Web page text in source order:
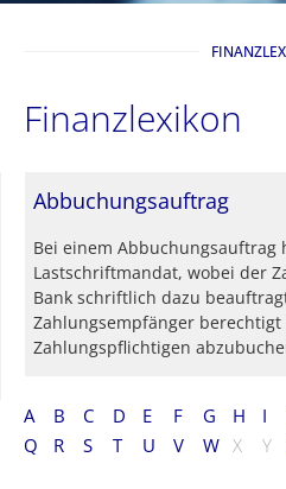
Finanzlexikon
A B C D E F G H I
Q
R S T U V W X Y
Abbuchungsauftrag
Bei einem Abbuchungsauftrag
Lastschriftmandat, wobei der
Bank schriftlich dazu
Zahlungsempfänger berechtigt
Zahlungspflichtigen